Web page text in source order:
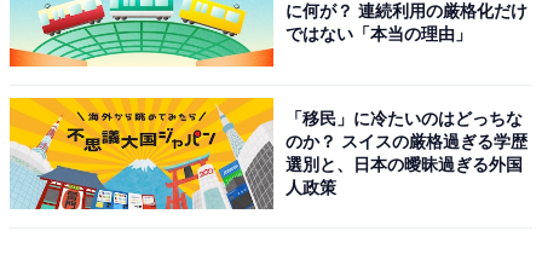
るのが少しストレス」1カ月のリアルな収支内訳は？
・
でプラスの収入がほしい」1カ月のリアルな収支内訳
・
世帯年収450万円・都内在住の4人家族「マイホーム購入
に何が？ 連続利用の厳格化だけ
ではない「本当の理由」
「移民」に冷たいのはどっちな
のか？ スイスの厳格過ぎる学歴
選別と、日本の曖昧過ぎる外国
人政策